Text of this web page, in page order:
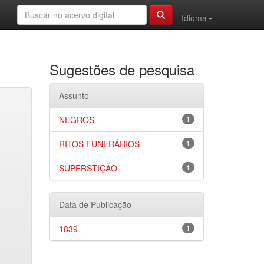
Idioma
Sugestões de pesquisa
Assunto
1
NEGROS
1
RITOS FUNERÁRIOS
1
SUPERSTIÇÃO
Data de Publicação
1
1839